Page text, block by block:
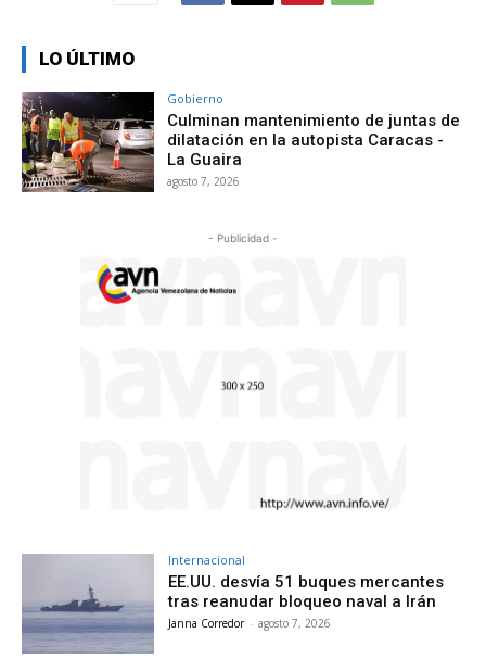
LO ÚLTIMO
Gobierno
Culminan mantenimiento de juntas de
dilatación en la autopista Caracas -
La Guaira
agosto 7, 2026
- Publicidad -
Internacional
EE.UU. desvía 51 buques mercantes
tras reanudar bloqueo naval a Irán
Janna Corredor - agosto 7, 2026